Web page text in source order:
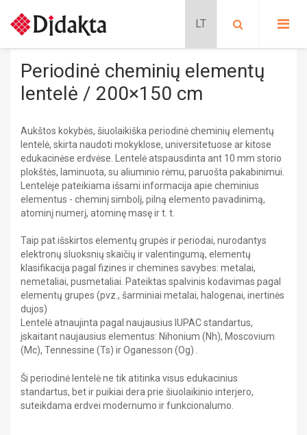
Situacijų kortelės
Schubi ToGo kortelės
Lavinančios priemonės
Nikitino sistema
Didaktiniai žaidimai
Stalo žaidimai
Dėlionės
Edukaciniai leidiniai
Pratybų sąsiuviniai
Mokomieji plakatai
Dalijamoji medžiaga
Sieniniai žemėlapiai
Kabinetų įranga
Heraldika ir reprodukcijos
PRATYBŲ SĄSIUVINIAI
METODINĖS PRIEMONĖS
MOKOMIEJI PLAKATAI
DALIJAMOJI MEDŽIAGA
KLASĖS REIKMENYS
PAPILDOMOS PRIEMONĖS
SIENINIAI ŽEMĖLAPIAI
GAUBLIAI
ATMINTINĖS
Progimnazija
BIOLOGIJA
DAILĖ
FIZIKA
GEOGRAFIJA
ISTORIJA
MATEMATIKA
MUZIKA
UŽSIENIO KALBA
PASIRINKITE KATEGORIJĄ:
PROGIMNAZIJA
BIOLOGIJA
CHEMIJA
Metodinės priemonės
Mokomieji plakatai
Dalijamoji medžiaga
Stendai
Portretai
Atmintinės
DAILĖ
Periodinė cheminių elementų
lentelė / 200×150 cm
Aukštos kokybės, šiuolaikiška periodinė cheminių elementų
lentelė, skirta naudoti mokyklose, universitetuose ar kitose
edukacinėse erdvėse. Lentelė atspausdinta ant 10 mm storio
plokštės, laminuota, su aliuminio rėmu, paruošta pakabinimui.​
Lentelėje pateikiama išsami informacija apie cheminius
elementus - cheminį simbolį, pilną elemento pavadinimą,
atominį numerį, atominę masę ir t. t.
Taip pat išskirtos elementų grupės ir periodai, nurodantys
elektronų sluoksnių skaičių ir valentingumą, elementų
klasifikacija pagal fizines ir chemines savybes: metalai,
nemetaliai, pusmetaliai. Pateiktas spalvinis kodavimas pagal
elementų grupes (pvz., šarminiai metalai, halogenai, inertinės
dujos)​
Lentelė atnaujinta pagal naujausius IUPAC standartus,
įskaitant naujausius elementus: Nihonium (Nh), Moscovium
(Mc), Tennessine (Ts) ir Oganesson (Og) .​
Ši periodinė lentelė ne tik atitinka visus edukacinius
standartus, bet ir puikiai dera prie šiuolaikinio interjero,
suteikdama erdvei modernumo ir funkcionalumo.